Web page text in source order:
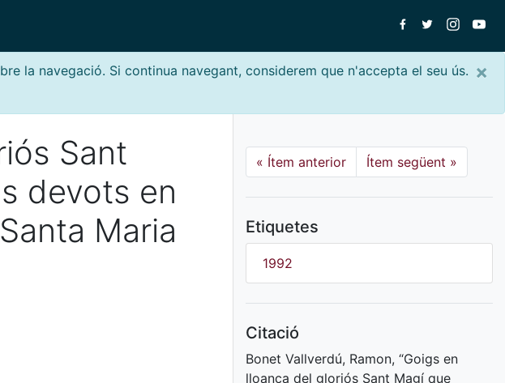
×
la navegació. Si continua navegant, considerem que n'accepta el seu ús.
Sant
devots en
Maria
« Ítem anterior Ítem següent »
Etiquetes
1992
Citació
Bonet Vallverdú, Ramon, “Goigs en
lloança del gloriós Sant Magí que